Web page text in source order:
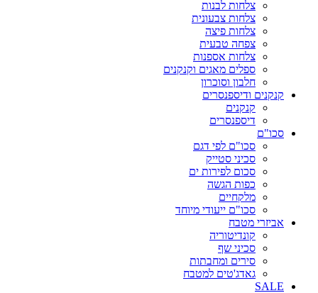
צלחות לבנות
צלחות צבעונית
צלחות פיצה
צפחה טבעית
צלחות אספנות
ספלים מאגים וקנקנים
חלבון וסוכרון
קנקנים ודיספנסרים
קנקנים
דיספנסרים
סכו"ם
סכו"ם לפי דגם
סכיני סטייק
סכום לפירות ים
כפות הגשה
מלקחיים
סכו"ם ייעודי מיוחד
אביזרי מטבח
קונדיטוריה
סכיני שף
סירים ומחבתות
גאדג'טים למטבח
SALE